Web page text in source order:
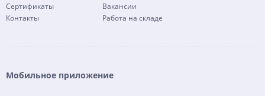
Сертификаты
Контакты
Вакансии
Работа на складе
Мобильное приложение